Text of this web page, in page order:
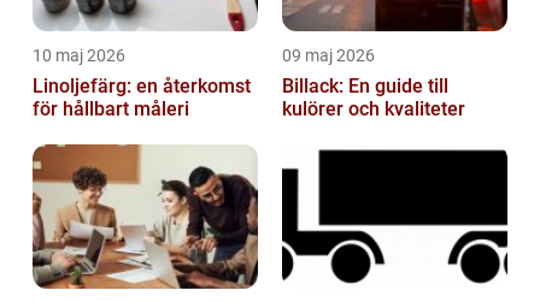
10 maj 2026
Linoljefärg: en återkomst
för hållbart måleri
09 maj 2026
Billack: En guide till
kulörer och kvaliteter